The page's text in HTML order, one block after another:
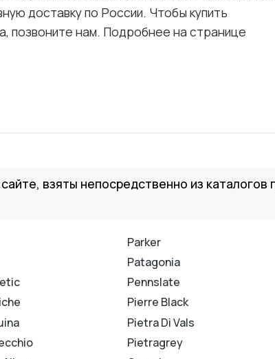
доставку по России. Чтобы купить
позвоните нам. Подробнее на странице
взяты непосредственно из каталогов
Parker
Patagonia
Pennslate
Pierre Black
Pietra Di Vals
Pietragrey